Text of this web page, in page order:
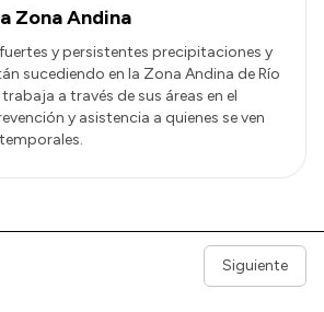
Zona Andina
y persistentes precipitaciones y
sucediendo en la Zona Andina de Río
a través de sus áreas en el
y asistencia a quienes se ven
Siguiente